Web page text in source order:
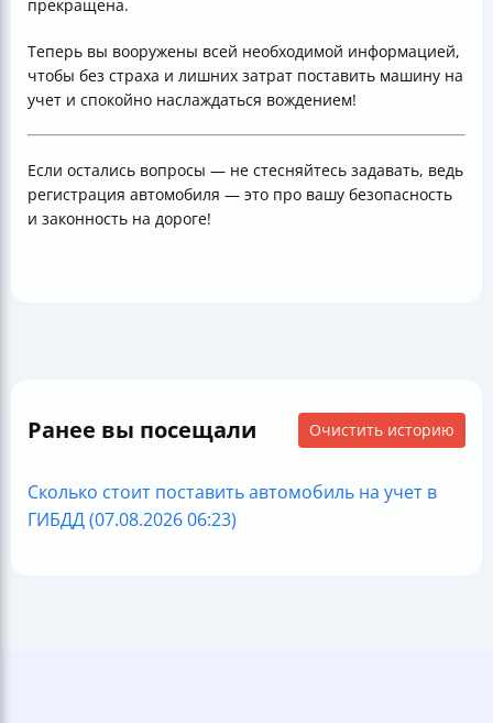
прекращена.
Теперь вы вооружены всей необходимой информацией,
чтобы без страха и лишних затрат поставить машину на
учет и спокойно наслаждаться вождением!
Если остались вопросы — не стесняйтесь задавать, ведь
регистрация автомобиля — это про вашу безопасность
и законность на дороге!
Ранее вы посещали Очистить историю
Сколько стоит поставить автомобиль на учет в
ГИБДД (07.08.2026 06:23)